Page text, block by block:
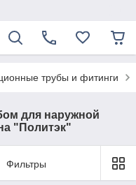
трубы и фитинги
для наружной
"Политэк"
Фильтры